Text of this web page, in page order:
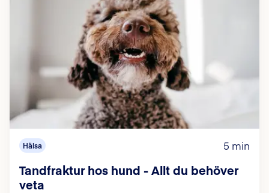
Hälsa 5 min
Tandfraktur hos hund - Allt du behöver
veta